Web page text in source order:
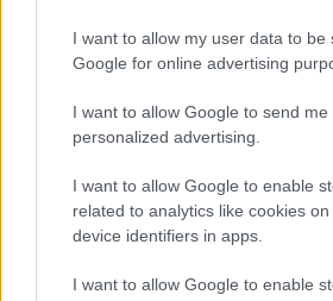
I want to allow my user data to be
Google for online advertising
I want to allow Google to send me
personalized advertising.
I want to allow Google to enable
related to analytics like cookies
device identifiers in apps.
I want to allow Google to enable
Priprava poteka tako:
Segrevajte, dokler se sladkor
in zmes ne zavre (približno 15
aronijo in kuhajte še 5 do 10